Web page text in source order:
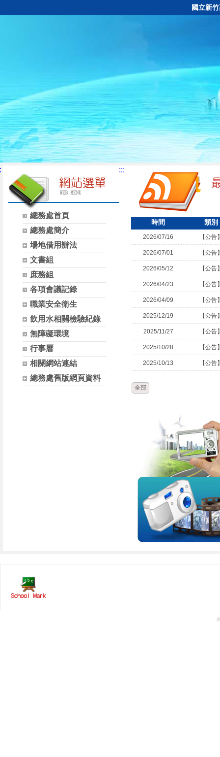
國立新
總務處首頁
總務處簡介
場地借用辦法
文書組
庶務組
各項會議記錄
職業安全衛生
飲用水相關檢驗紀錄
無障礙環境
行事曆
相關網站連結
總務處舊版網頁資料
:::
時間 類別
2026/07/16 【公告
2026/07/01 【公告
2026/05/12 【公告
2026/04/23 【公告
2026/04/09 【公告
2025/12/19 【公告
2025/11/27 【公告
2025/10/28 【公告
2025/10/13 【公告
全部